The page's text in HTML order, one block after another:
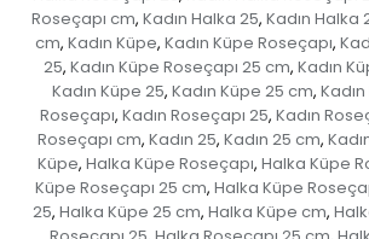
Roseçapı cm, Kadın Halka 25, Kadın Halka
cm, Kadın Küpe, Kadın Küpe Roseçapı,
25, Kadın Küpe Roseçapı 25 cm, Kadın
Kadın Küpe 25, Kadın Küpe 25 cm,
Roseçapı, Kadın Roseçapı 25, Kadın
Roseçapı cm, Kadın 25, Kadın 25 cm,
Küpe, Halka Küpe Roseçapı, Halka Küpe
Küpe Roseçapı 25 cm, Halka Küpe
25, Halka Küpe 25 cm, Halka Küpe cm,